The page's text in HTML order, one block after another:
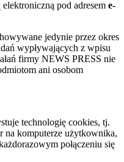
pod adresem e-
jedynie przez okres
wypływających z wpisu
firmy NEWS PRESS nie
ani osobom
technologię cookies, tj.
na komputerze użytkownika,
połączeniu się